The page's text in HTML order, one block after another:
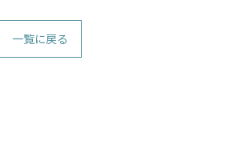
一覧に戻る